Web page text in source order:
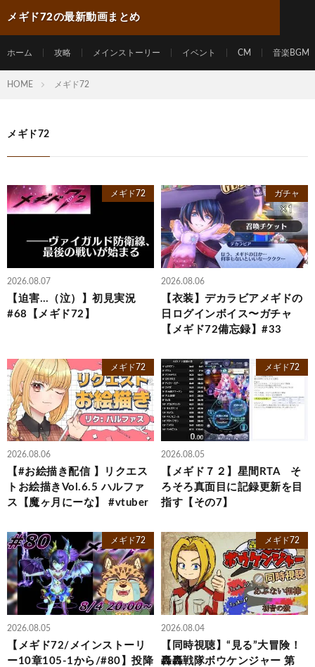
メギド72の最新動画まとめ
ホーム 攻略 メインストーリー イベント CM 音楽BGM
HOME メギド72
メギド72
メギド72
2026.08.07
【迫害…（泣）】初見実況
#68【メギド72】
ガチャ
2026.08.06
【衣装】デカラビアメギドの
日ログインボイス〜ガチャ
【メギド72備忘録】#33
メギド72
2026.08.06
【#お絵描き配信 】リクエス
トお絵描きVol.6.5 ハルファ
ス【魔ヶ月にーな】 #vtuber
メギド72
2026.08.05
【メギド７２】星間RTA そ
ろそろ真面目に記録更新を目
指す【その7】
メギド72
2026.08.05
【メギド72/メインストーリ
ー10章105-1から/#80】投降
メギド72
2026.08.04
【同時視聴】“見る”大冒険！
轟轟戦隊ボウケンジャー 第